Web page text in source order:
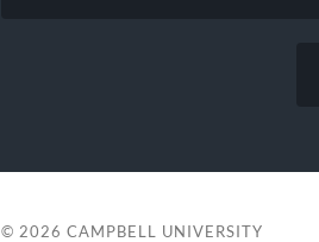
© 2026 CAMPBELL UNIVERSITY